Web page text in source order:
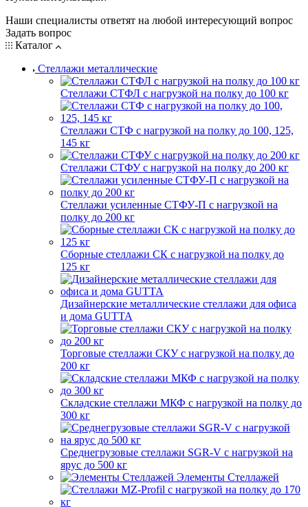
Наши специалисты ответят на любой интересующий вопрос
Задать вопрос
Каталог
Стеллажи металлические
Стеллажи СТФЛ с нагрузкой на полку до 100 кг
Стеллажи СТФ с нагрузкой на полку до 100, 125,
145 кг
Стеллажи СТФУ с нагрузкой на полку до 200 кг
Стеллажи усиленные СТФУ-П с нагрузкой на
полку до 200 кг
Сборные стеллажи СК с нагрузкой на полку до
125 кг
Дизайнерские металлические стеллажи для офиса
и дома GUTTA
Торговые стеллажи СКУ с нагрузкой на полку до
200 кг
Складские стеллажи МКФ с нагрузкой на полку до
300 кг
Среднегрузовые стеллажи SGR-V с нагрузкой на
ярус до 500 кг
Элементы Стеллажей